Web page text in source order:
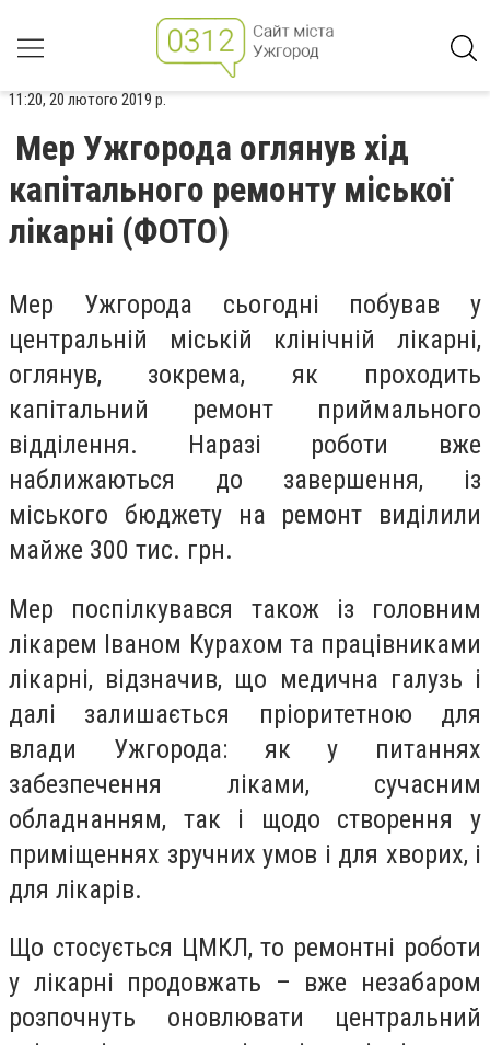
11:20, 20 лютого 2019 р.
Мер Ужгорода оглянув хід
капітального ремонту міської
лікарні (ФОТО)
Мер Ужгорода сьогодні побував у
центральній міській клінічній лікарні,
оглянув, зокрема, як проходить
капітальний ремонт приймального
відділення. Наразі роботи вже
наближаються до завершення, із
міського бюджету на ремонт виділили
майже 300 тис. грн.
Мер поспілкувався також із головним
лікарем Іваном Курахом та працівниками
лікарні, відзначив, що медична галузь і
далі залишається пріоритетною для
влади Ужгорода: як у питаннях
забезпечення ліками, сучасним
обладнанням, так і щодо створення у
приміщеннях зручних умов і для хворих, і
для лікарів.
Що стосується ЦМКЛ, то ремонтні роботи
у лікарні продовжать – вже незабаром
розпочнуть оновлювати центральний